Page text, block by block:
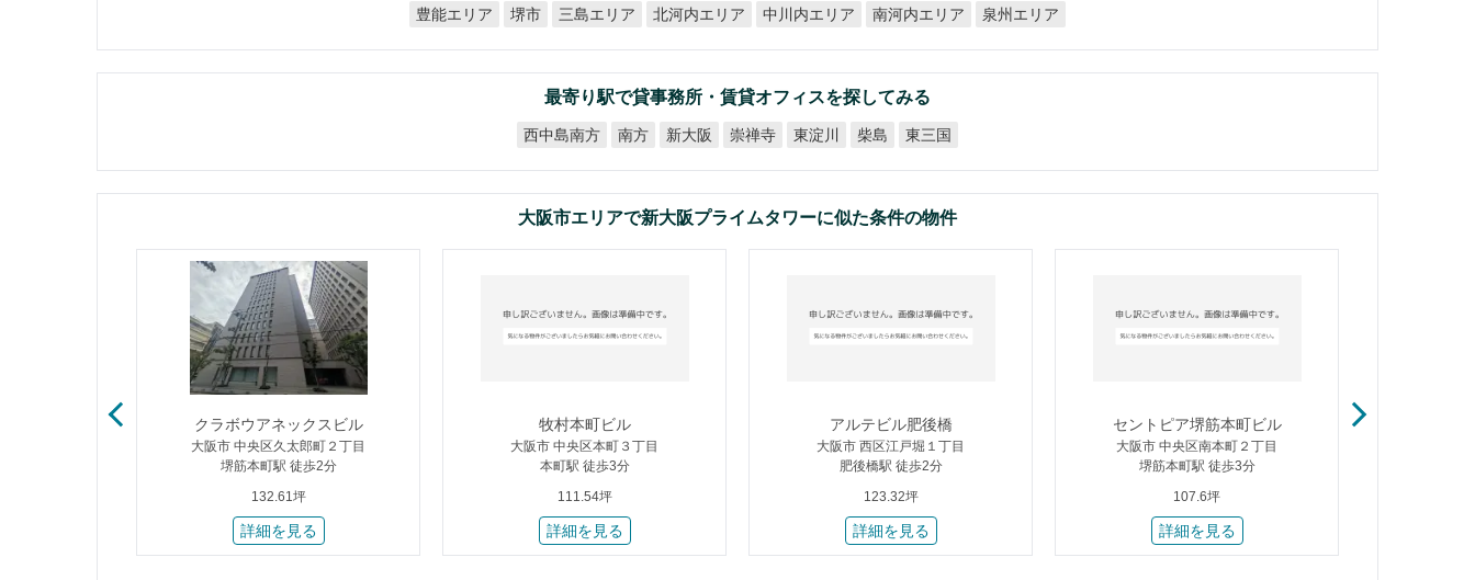
豊能エリア 堺市 三島エリア 北河内エリア 中川内エリア 南河内エリア 泉州エリア
最寄り駅で貸事務所・賃貸オフィスを探してみる
西中島南方 南方 新大阪 崇禅寺 東淀川 柴島 東三国
大阪市エリアで新大阪プライムタワーに似た条件の物件
クラボウアネックスビル
大阪市 中央区久太郎町２丁目
堺筋本町駅 徒歩2分
132.61坪
詳細を見る
牧村本町ビル
大阪市 中央区本町３丁目
本町駅 徒歩3分
111.54坪
詳細を見る
アルテビル肥後橋
大阪市 西区江戸堀１丁目
肥後橋駅 徒歩2分
123.32坪
詳細を見る
セントピア堺筋本町ビル
大阪市 中央区南本町２丁目
堺筋本町駅 徒歩3分
107.6坪
詳細を見る